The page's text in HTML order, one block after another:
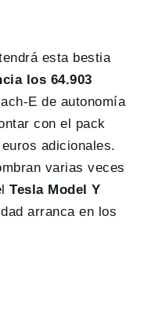
esta bestia
los 64.903
E de autonomía
con el pack
adicionales.
varias veces
Tesla Model Y
arranca en los